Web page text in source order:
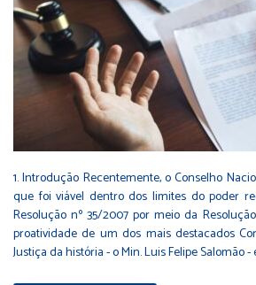
1. Introdução Recentemente, o Conselho
que foi viável dentro dos limites do poder
Resolução nº 35/2007 por meio da
proatividade de um dos mais destacados
Justiça da história - o Min. Luis Felipe Salomão -